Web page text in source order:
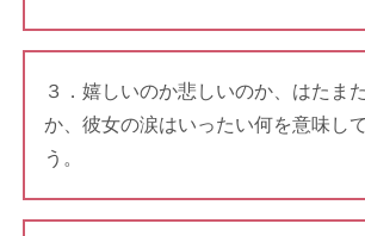
３．嬉しいのか悲しいのか、はたま
か、彼女の涙はいったい何を意味し
う。